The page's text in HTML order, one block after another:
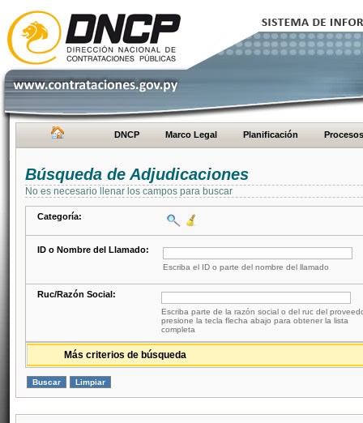
DNCP Marco Legal Planificación Procesos
Búsqueda de Adjudicaciones
No es necesario llenar los campos para buscar
Categoría:
ID o Nombre del Llamado:
Escriba el ID o parte del nombre del llamado
Ruc/Razón Social:
Escriba parte de la razón social o del ruc del
presione la tecla flecha abajo para obtener la lista
completa
Más criterios de búsqueda